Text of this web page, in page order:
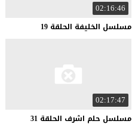
02:16:46
مسلسل الخليفة الحلقة 19
02:17:47
مسلسل حلم اشرف الحلقة 31